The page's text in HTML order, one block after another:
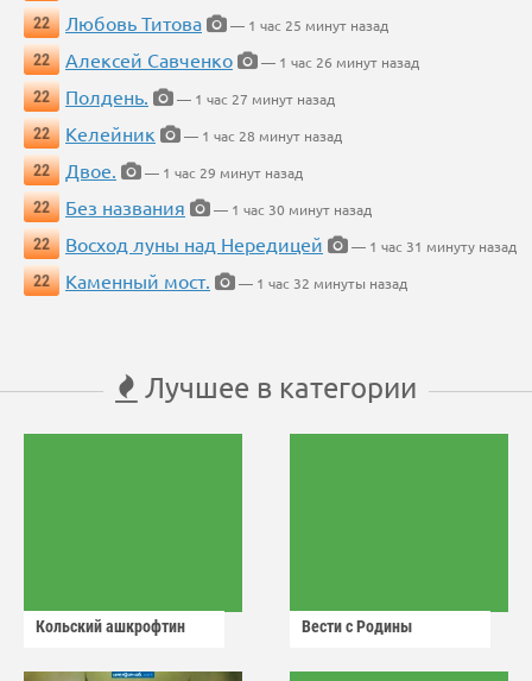
22
Любовь Титова
— 1 час 25 минут назад
22
Алексей Савченко
— 1 час 26 минут назад
22
Полдень.
— 1 час 27 минут назад
22
Келейник
— 1 час 28 минут назад
22
Двое.
— 1 час 29 минут назад
22
Без названия
— 1 час 30 минут назад
22
Восход луны над Нередицей
— 1 час 31 минуту назад
22
Каменный мост. — 1 час 32 минуты назад
Лучшее в категории
Кольский ашкрофтин Вести с Родины